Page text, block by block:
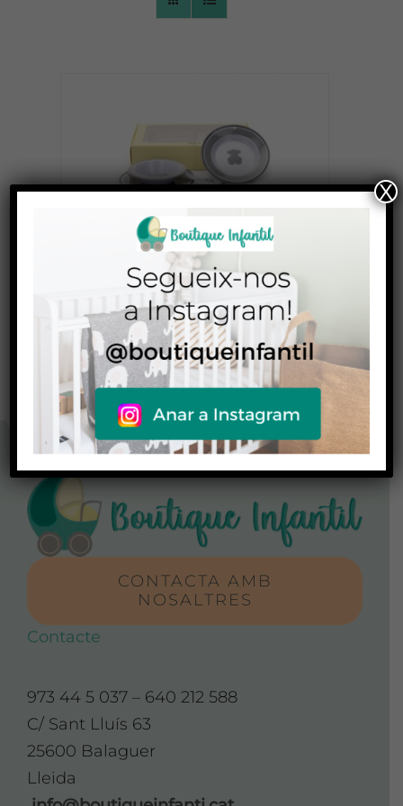
Vajilla TOUS
39,00€
CONTACTA AMB
NOSALTRES
Contacte
973 44 5 037 – 640 212 588
C/ Sant Lluís 63
25600 Balaguer
Lleida
X